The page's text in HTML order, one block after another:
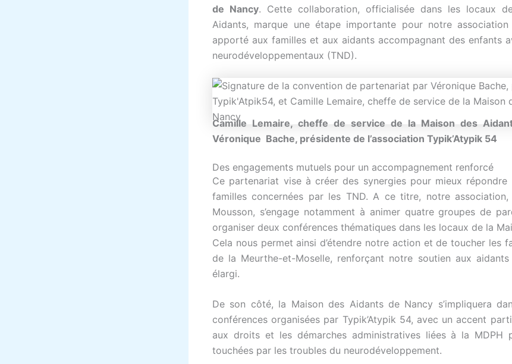
de Nancy. Cette collaboration, officialisée dans les locaux
Aidants, marque une étape importante pour notre
apporté aux familles et aux aidants accompagnant des enfants
neurodéveloppementaux (TND).
Camille Lemaire, cheffe de service de la Maison des
Véronique Bache, présidente de l’association Typik’Atypik 54
Des engagements mutuels pour un accompagnement renforcé
Ce partenariat vise à créer des synergies pour mieux répondre
familles concernées par les TND. A ce titre, notre
Mousson, s’engage notamment à animer quatre groupes de
organiser deux conférences thématiques dans les locaux de la
Cela nous permet ainsi d’étendre notre action et de toucher les
de la Meurthe-et-Moselle, renforçant notre soutien aux
élargi.
De son côté, la Maison des Aidants de Nancy s’impliquera
conférences organisées par Typik’Atypik 54, avec un accent
aux droits et les démarches administratives liées à la MDPH
touchées par les troubles du neurodéveloppement.